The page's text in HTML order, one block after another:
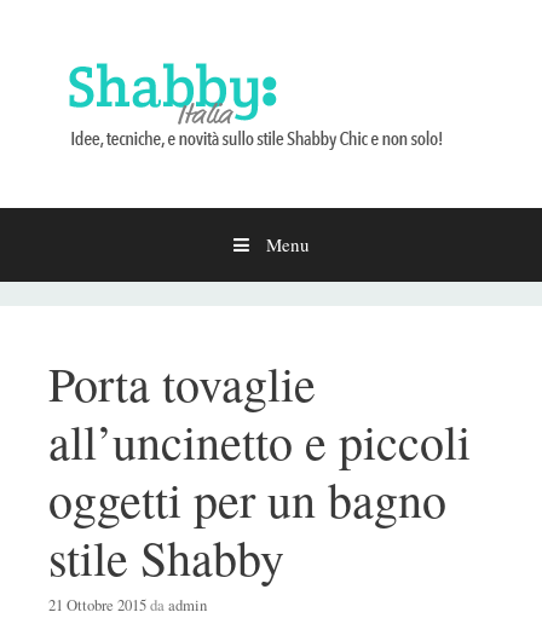
Menu
Porta tovaglie
all’uncinetto e piccoli
oggetti per un bagno
stile Shabby
21 Ottobre 2015daadmin